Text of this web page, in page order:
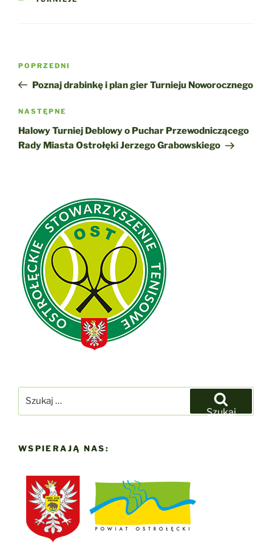
Poprzedni
wpis
POPRZEDNI
Poznaj drabinkę i plan gier Turnieju Noworocznego
Następny
wpis
NASTĘPNE
Halowy Turniej Deblowy o Puchar Przewodniczącego
Rady Miasta Ostrołęki Jerzego Grabowskiego
Szukaj
WSPIERAJĄ NAS: